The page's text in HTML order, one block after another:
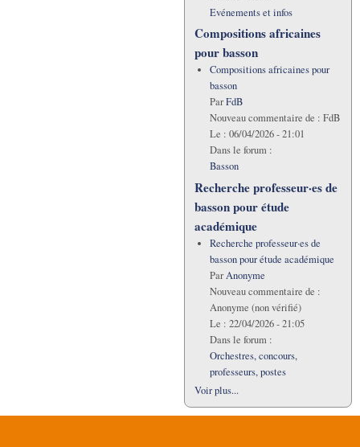
Evénements et infos
Compositions africaines
pour basson
Compositions africaines pour
basson
ParFdB
Nouveau commentaire de : FdB
Le : 06/04/2026 - 21:01
Dans le forum :
Basson
Recherche professeur·es de
basson pour étude
académique
Recherche professeur·es de
basson pour étude académique
ParAnonyme
Nouveau commentaire de :
Anonyme (non vérifié)
Le : 22/04/2026 - 21:05
Dans le forum :
Orchestres, concours,
professeurs, postes
Voir plus...